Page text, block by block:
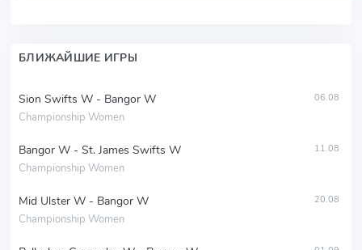
БЛИЖАЙШИЕ ИГРЫ
Sion Swifts W - Bangor W
Championship Women
06.08
Bangor W - St. James Swifts W
Championship Women
11.08
Mid Ulster W - Bangor W
Championship Women
20.08